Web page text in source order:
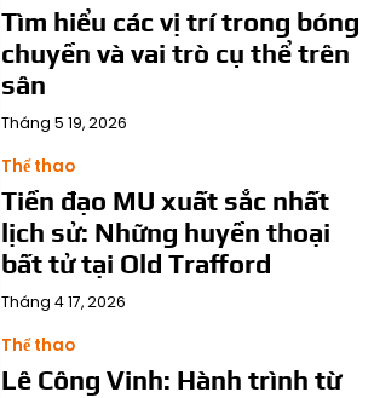
Tìm hiểu các vị trí trong bóng
chuyền và vai trò cụ thể trên
sân
Tháng 5 19, 2026
Thể thao
Tiền đạo MU xuất sắc nhất
lịch sử: Những huyền thoại
bất tử tại Old Trafford
Tháng 4 17, 2026
Thể thao
Lê Công Vinh: Hành trình từ